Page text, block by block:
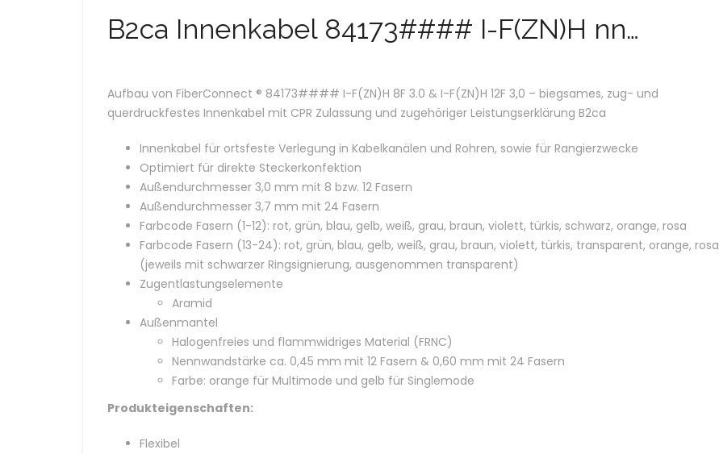
B2ca Innenkabel 84173#### I-F(ZN)H nn…
Aufbau von FiberConnect ® 84173#### I-F(ZN)H 8F 3.0 & I-F(ZN)H 12F 3,0 – biegsames, zug- und
querdruckfestes Innenkabel mit CPR Zulassung und zugehöriger Leistungserklärung B2ca
Innenkabel für ortsfeste Verlegung in Kabelkanälen und Rohren, sowie für Rangierzwecke
Optimiert für direkte Steckerkonfektion
Außendurchmesser 3,0 mm mit 8 bzw. 12 Fasern
Außendurchmesser 3,7 mm mit 24 Fasern
Farbcode Fasern (1-12): rot, grün, blau, gelb, weiß, grau, braun, violett, türkis, schwarz, orange, rosa
Farbcode Fasern (13-24): rot, grün, blau, gelb, weiß, grau, braun, violett, türkis, transparent, orange, rosa
(jeweils mit schwarzer Ringsignierung, ausgenommen transparent)
Zugentlastungselemente
Aramid
Außenmantel
Halogenfreies und flammwidriges Material (FRNC)
Nennwandstärke ca. 0,45 mm mit 12 Fasern & 0,60 mm mit 24 Fasern
Farbe: orange für Multimode und gelb für Singlemode
Produkteigenschaften:
Flexibel